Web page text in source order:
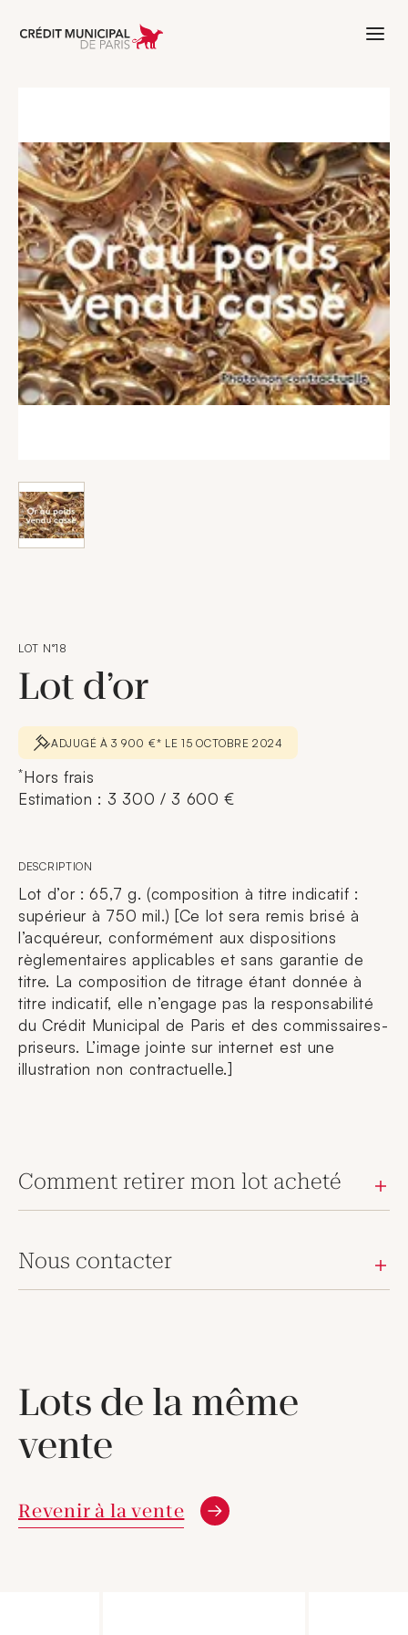
Aller à l'accueil de Crédit Municipal
LOT N°18
Lot d’or
ADJUGÉ À 3 900 €* LE 15 OCTOBRE 2024
*Hors frais
Estimation : 3 300 / 3 600 €
DESCRIPTION
Lot d’or : 65,7 g. (composition à titre indicatif :
supérieur à 750 mil.) [Ce lot sera remis brisé à
l’acquéreur, conformément aux dispositions
règlementaires applicables et sans garantie de
titre. La composition de titrage étant donnée à
titre indicatif, elle n’engage pas la responsabilité
du Crédit Municipal de Paris et des commissaires-
priseurs. L’image jointe sur internet est une
illustration non contractuelle.]
Comment retirer mon lot acheté
Nous contacter
Lots de la même
vente
Revenir à la vente